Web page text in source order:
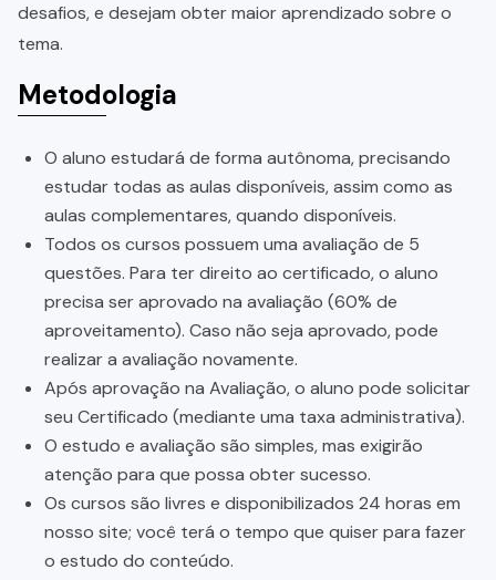
desafios, e desejam obter maior aprendizado sobre o
tema.
Metodologia
O aluno estudará de forma autônoma, precisando
estudar todas as aulas disponíveis, assim como as
aulas complementares, quando disponíveis.
Todos os cursos possuem uma avaliação de 5
questões. Para ter direito ao certificado, o aluno
precisa ser aprovado na avaliação (60% de
aproveitamento). Caso não seja aprovado, pode
realizar a avaliação novamente.
Após aprovação na Avaliação, o aluno pode solicitar
seu Certificado (mediante uma taxa administrativa).
O estudo e avaliação são simples, mas exigirão
atenção para que possa obter sucesso.
Os cursos são livres e disponibilizados 24 horas em
nosso site; você terá o tempo que quiser para fazer
o estudo do conteúdo.